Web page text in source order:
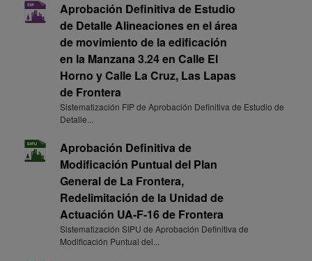
Aprobación Definitiva de Estudio
de Detalle Alineaciones en el área
de movimiento de la edificación
en la Manzana 3.24 en Calle El
Horno y Calle La Cruz, Las Lapas
de Frontera
Sistematización FIP de Aprobación Definitiva de Estudio de
Detalle...
Aprobación Definitiva de
Modificación Puntual del Plan
General de La Frontera,
Redelimitación de la Unidad de
Actuación UA-F-16 de Frontera
Sistematización SIPU de Aprobación Definitiva de
Modificación Puntual del...